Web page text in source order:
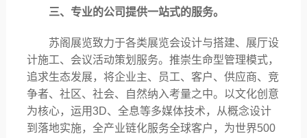
三、专业的公司提供一站式的服务。
苏阁展览致力于各类展览会设计与搭建、展厅设
计施工、会议活动策划服务。推崇生命型管理模式，
追求生态发展，将企业主、员工、客户、供应商、竞
争者、社区、社会、自然纳入考量之中。以文化创意
为核心，运用3D、全息等多媒体技术，从概念设计
到落地实施，全产业链化服务全球客户，为世界500